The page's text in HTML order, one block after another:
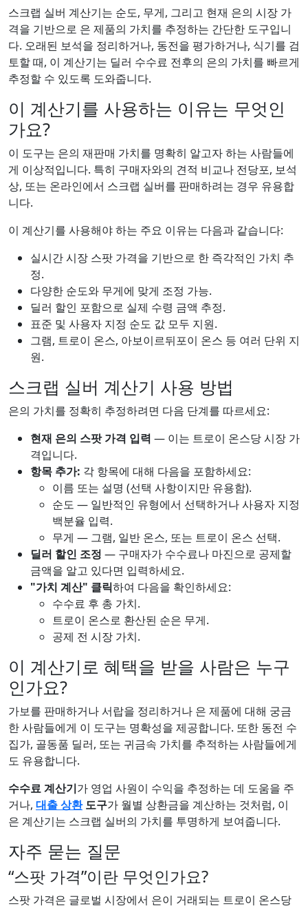
스크랩 실버 계산기는 순도, 무게, 그리고 현재 은의 시장 가
격을 기반으로 은 제품의 가치를 추정하는 간단한 도구입니
다. 오래된 보석을 정리하거나, 동전을 평가하거나, 식기를 검
토할 때, 이 계산기는 딜러 수수료 전후의 은의 가치를 빠르게
추정할 수 있도록 도와줍니다.
이 계산기를 사용하는 이유는 무엇인
가요?
이 도구는 은의 재판매 가치를 명확히 알고자 하는 사람들에
게 이상적입니다. 특히 구매자와의 견적 비교나 전당포, 보석
상, 또는 온라인에서 스크랩 실버를 판매하려는 경우 유용합
니다.
이 계산기를 사용해야 하는 주요 이유는 다음과 같습니다:
실시간 시장 스팟 가격을 기반으로 한 즉각적인 가치 추
정.
다양한 순도와 무게에 맞게 조정 가능.
딜러 할인 포함으로 실제 수령 금액 추정.
표준 및 사용자 지정 순도 값 모두 지원.
그램, 트로이 온스, 아보이르뒤포이 온스 등 여러 단위 지
원.
스크랩 실버 계산기 사용 방법
은의 가치를 정확히 추정하려면 다음 단계를 따르세요:
현재 은의 스팟 가격 입력 — 이는 트로이 온스당 시장 가
격입니다.
항목 추가: 각 항목에 대해 다음을 포함하세요:
이름 또는 설명 (선택 사항이지만 유용함).
순도 — 일반적인 유형에서 선택하거나 사용자 지정
백분율 입력.
무게 — 그램, 일반 온스, 또는 트로이 온스 선택.
딜러 할인 조정 — 구매자가 수수료나 마진으로 공제할
금액을 알고 있다면 입력하세요.
"가치 계산" 클릭하여 다음을 확인하세요:
수수료 후 총 가치.
트로이 온스로 환산된 순은 무게.
공제 전 시장 가치.
이 계산기로 혜택을 받을 사람은 누구
인가요?
가보를 판매하거나 서랍을 정리하거나 은 제품에 대해 궁금
한 사람들에게 이 도구는 명확성을 제공합니다. 또한 동전 수
집가, 골동품 딜러, 또는 귀금속 가치를 추적하는 사람들에게
도 유용합니다.
수수료 계산기가 영업 사원이 수익을 추정하는 데 도움을 주
거나, 대출 상환도구가 월별 상환금을 계산하는 것처럼, 이
은 계산기는 스크랩 실버의 가치를 투명하게 보여줍니다.
자주 묻는 질문
“스팟 가격”이란 무엇인가요?
스팟 가격은 글로벌 시장에서 은이 거래되는 트로이 온스당